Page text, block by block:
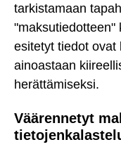
tarkistamaan
"maksutiedotteen"
esitetyt tiedot ovat
ainoastaan
herättämiseksi.
Väärennetyt